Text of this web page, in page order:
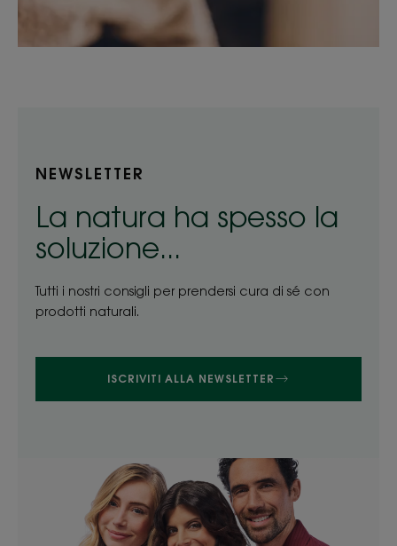
NEWSLETTER
La natura ha spesso la
soluzione...
Tutti i nostri consigli per prendersi cura di sé con
prodotti naturali.
ISCRIVITI ALLA NEWSLETTER